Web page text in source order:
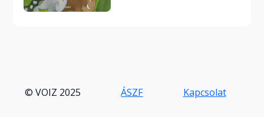
© VOIZ 2025 ÁSZF Kapcsolat